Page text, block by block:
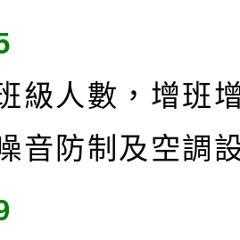
級人數，增班
音防制及空調